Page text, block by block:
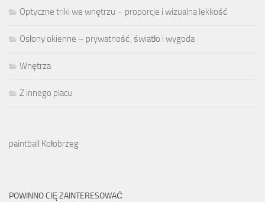
Optyczne triki we wnętrzu – proporcje i wizualna lekkość
Osłony okienne – prywatność, światło i wygoda
Wnętrza
Z innego placu
paintball Kołobrzeg
POWINNO CIĘ ZAINTERESOWAĆ